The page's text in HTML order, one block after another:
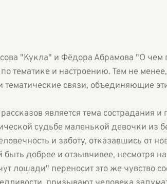
"Кукла" и Фёдора Абрамова "О чем
тематике и настроению. Тем не
тематические связи, объединяющие
является тема сострадания
судьбе маленькой девочки
и заботу, отказавшись от
быть добрее и отзывчивее, несмотря
лошади" переносит это же чувство